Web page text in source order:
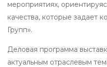
мероприятиях,
качества, которые задает
Групп».
Деловая программа
актуальным отраслевым